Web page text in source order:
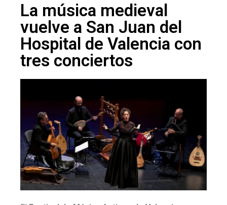
La música medieval
vuelve a San Juan del
Hospital de Valencia con
tres conciertos